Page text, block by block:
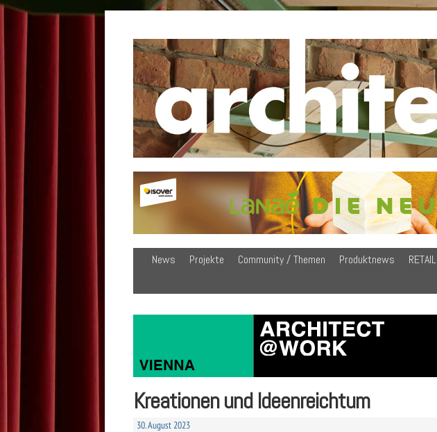
News Projekte Community / Themen Produktnews RETAIL
Kreationen und Ideenreichtum
30. August 2023